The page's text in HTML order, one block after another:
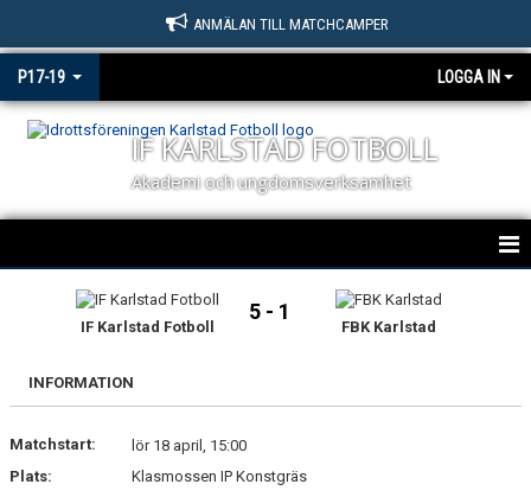
ANMÄLAN TILL MATCHCAMPER
P17-19 LOGGA IN
IF KARLSTAD FOTBOLL
Akademi och ungdomsverksamhet
IF KARLSTAD FOTBOLL P17 / P19
KALENDER
MATCHER P17 & P19
IF Karlstad Fotboll
5 - 1
FBK Karlstad
INFORMATION
Matchstart:
lör 18 april, 15:00
Plats:
Klasmossen IP Konstgräs